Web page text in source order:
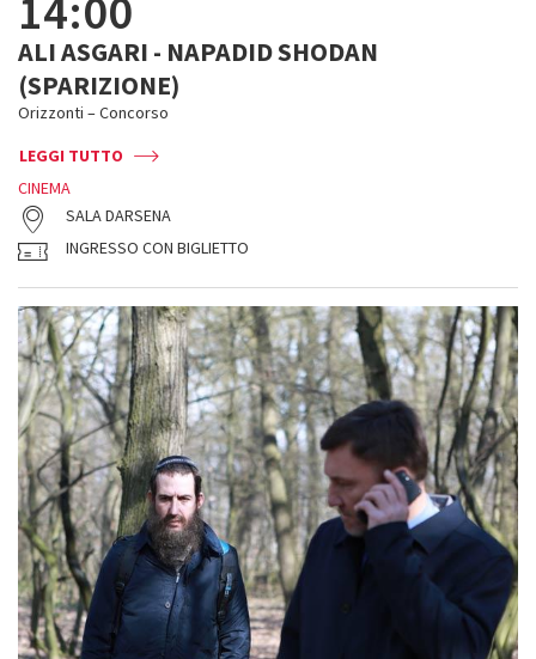
14:00
ALI ASGARI - NAPADID SHODAN
(SPARIZIONE)
Orizzonti – Concorso
LEGGI TUTTO
CINEMA
SALA DARSENA
INGRESSO CON BIGLIETTO